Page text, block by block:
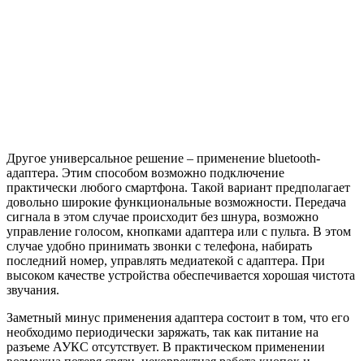
Другое универсальное решение – применение bluetooth-
адаптера. Этим способом возможно подключение
практически любого смартфона. Такой вариант предполагает
довольно широкие функциональные возможности. Передача
сигнала в этом случае происходит без шнура, возможно
управление голосом, кнопками адаптера или с пульта. В этом
случае удобно принимать звонки с телефона, набирать
последний номер, управлять медиатекой с адаптера. При
высоком качестве устройства обеспечивается хорошая чистота
звучания.
Заметный минус применения адаптера состоит в том, что его
необходимо периодически заряжать, так как питание на
разъеме АУКС отсутствует. В практическом применении